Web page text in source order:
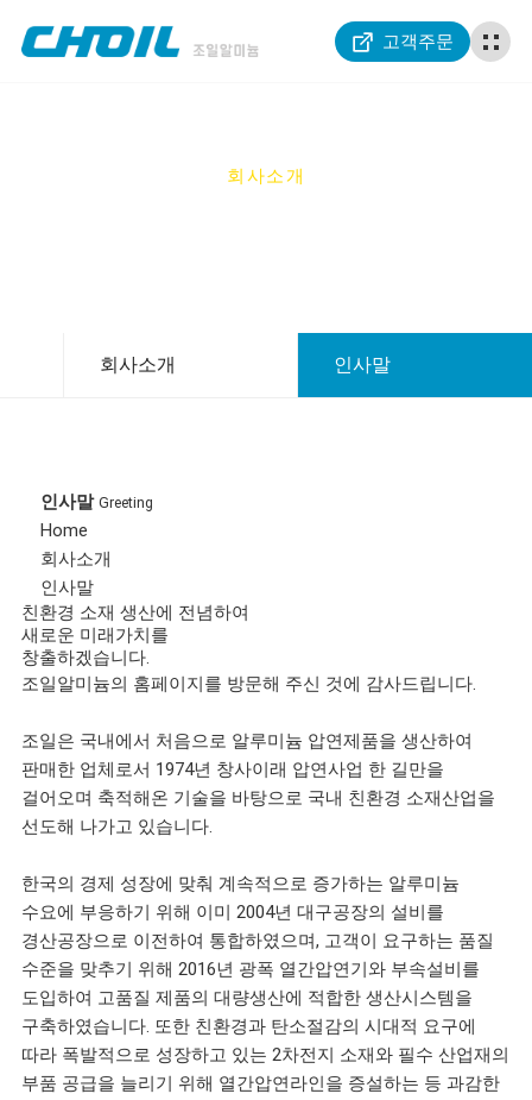
고객주문
회사소개
회사소개 인사말
인사말 Greeting
Home
회사소개
인사말
친환경 소재 생산에 전념하여
새로운 미래가치를
창출하겠습니다.
조일알미늄의 홈페이지를 방문해 주신 것에 감사드립니다.
조일은 국내에서 처음으로 알루미늄 압연제품을 생산하여
판매한 업체로서 1974년 창사이래 압연사업 한 길만을
걸어오며 축적해온 기술을 바탕으로 국내 친환경 소재산업을
선도해 나가고 있습니다.
한국의 경제 성장에 맞춰 계속적으로 증가하는 알루미늄
수요에 부응하기 위해 이미 2004년 대구공장의 설비를
경산공장으로 이전하여 통합하였으며, 고객이 요구하는 품질
수준을 맞추기 위해 2016년 광폭 열간압연기와 부속설비를
도입하여 고품질 제품의 대량생산에 적합한 생산시스템을
구축하였습니다. 또한 친환경과 탄소절감의 시대적 요구에
따라 폭발적으로 성장하고 있는 2차전지 소재와 필수 산업재의
부품 공급을 늘리기 위해 열간압연라인을 증설하는 등 과감한